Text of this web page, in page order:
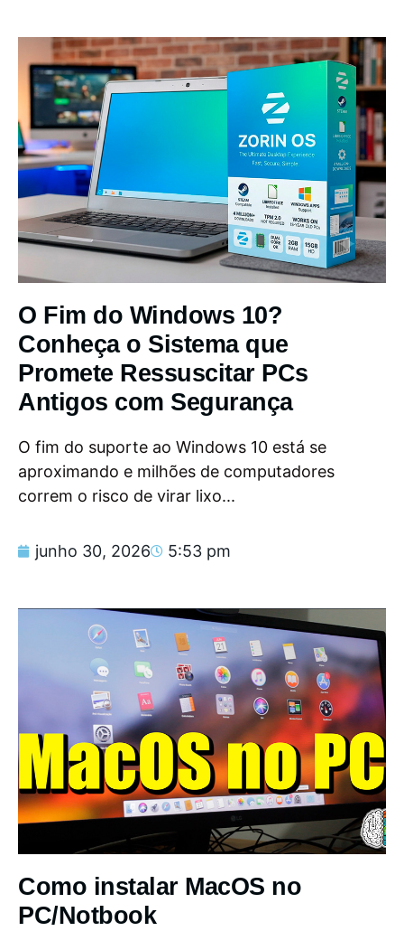
O Fim do Windows 10?
Conheça o Sistema que
Promete Ressuscitar PCs
Antigos com Segurança
O fim do suporte ao Windows 10 está se
aproximando e milhões de computadores
correm o risco de virar lixo...
junho 30, 2026 5:53 pm
Como instalar MacOS no
PC/Notbook